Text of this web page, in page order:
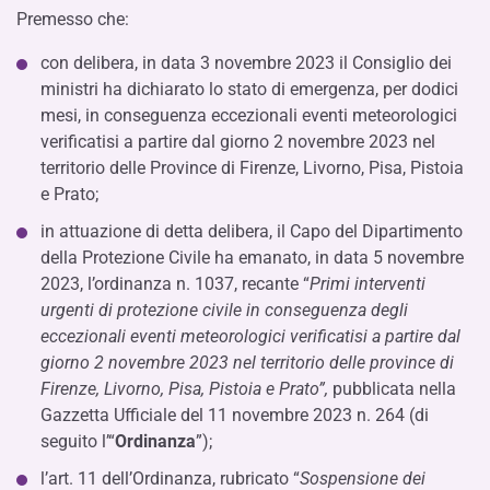
Premesso che:
con delibera, in data 3 novembre 2023 il Consiglio dei
ministri ha dichiarato lo stato di emergenza, per dodici
mesi, in conseguenza eccezionali eventi meteorologici
verificatisi a partire dal giorno 2 novembre 2023 nel
territorio delle Province di Firenze, Livorno, Pisa, Pistoia
e Prato;
in attuazione di detta delibera, il Capo del Dipartimento
della Protezione Civile ha emanato, in data 5 novembre
2023, l’ordinanza n. 1037, recante “Primi interventi
urgenti di protezione civile in conseguenza degli
eccezionali eventi meteorologici verificatisi a partire dal
giorno 2 novembre 2023 nel territorio delle province di
Firenze, Livorno, Pisa, Pistoia e Prato”, pubblicata nella
Gazzetta Ufficiale del 11 novembre 2023 n. 264 (di
seguito l’“Ordinanza”);
l’art. 11 dell’Ordinanza, rubricato “Sospensione dei